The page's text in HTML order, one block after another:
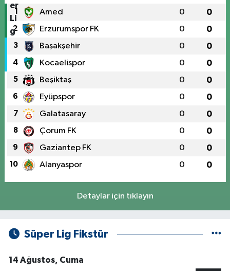
1 Amed 0 0
2 Erzurumspor FK 0 0
3 Başakşehir 0 0
4 Kocaelispor 0 0
5 Beşiktaş 0 0
6 Eyüpspor 0 0
7 Galatasaray 0 0
8 Çorum FK 0 0
9 Gaziantep FK 0 0
10 Alanyaspor 0 0
Detaylar için tıklayın
Süper Lig Fikstür
14 Ağustos, Cuma